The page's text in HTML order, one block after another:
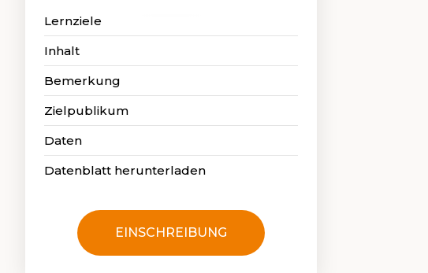
Lernziele
Inhalt
Bemerkung
Zielpublikum
Daten
Datenblatt herunterladen
EINSCHREIBUNG